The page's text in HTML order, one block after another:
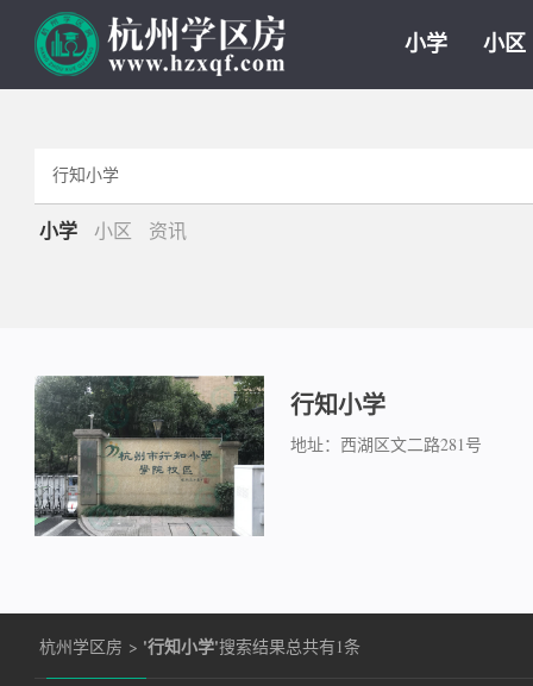
小学 小区
小学 小区 资讯
行知小学
地址：西湖区文二路281号
杭州学区房 > '行知小学'搜索结果总共有1条